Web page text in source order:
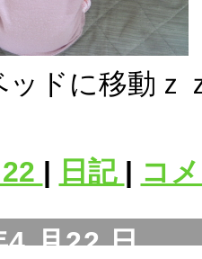
ッドに移動ｚ
| 日記 | コ
4 月22 日